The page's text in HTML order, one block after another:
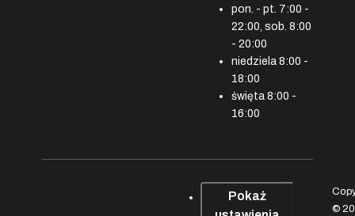
pon. - pt. 7:00 -
22:00, sob. 8:00
- 20:00
niedziela 8:00 -
18:00
święta 8:00 -
16:00
Pokaż
©